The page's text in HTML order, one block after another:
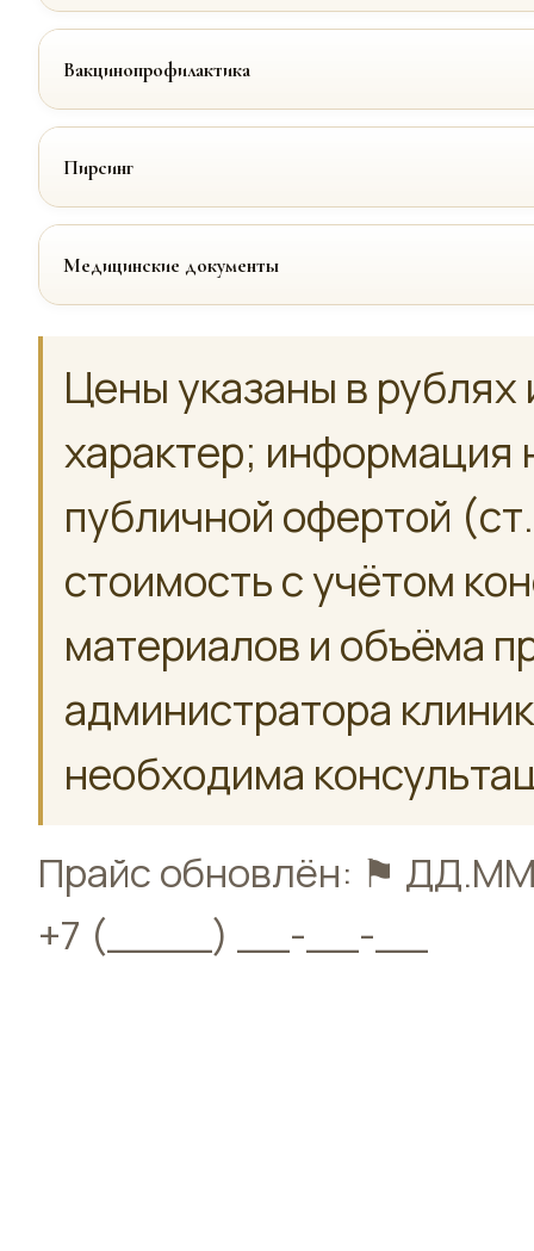
Вакцинопрофилактика
Пирсинг
Медицинские документы
Цены указаны в
характер; информация
публичной офертой
стоимость с учётом
материалов и объёма
администратора
необходима
Прайс обновлён: ⚑
+7 (____) __-__-__